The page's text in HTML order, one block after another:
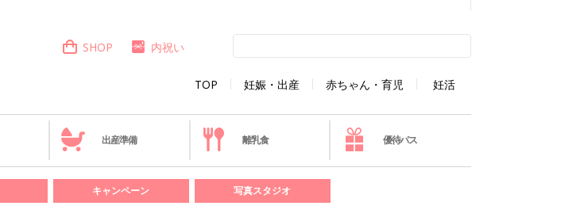
TOP 妊娠・出産 赤ちゃん・育児 妊活
SHOP 内祝い
出産準備 離乳食 優待パス
キャンペーン 写真スタジオ